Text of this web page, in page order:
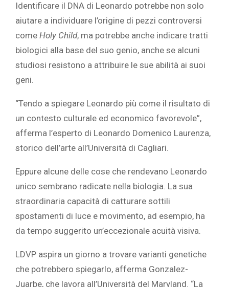
Identificare il DNA di Leonardo potrebbe non solo
aiutare a individuare l’origine di pezzi controversi
come Holy Child, ma potrebbe anche indicare tratti
biologici alla base del suo genio, anche se alcuni
studiosi resistono a attribuire le sue abilità ai suoi
geni.
“Tendo a spiegare Leonardo più come il risultato di
un contesto culturale ed economico favorevole”,
afferma l’esperto di Leonardo Domenico Laurenza,
storico dell’arte all’Università di Cagliari.
Eppure alcune delle cose che rendevano Leonardo
unico sembrano radicate nella biologia. La sua
straordinaria capacità di catturare sottili
spostamenti di luce e movimento, ad esempio, ha
da tempo suggerito un’eccezionale acuità visiva.
LDVP aspira un giorno a trovare varianti genetiche
che potrebbero spiegarlo, afferma Gonzalez-
Juarbe, che lavora all’Università del Maryland. “La